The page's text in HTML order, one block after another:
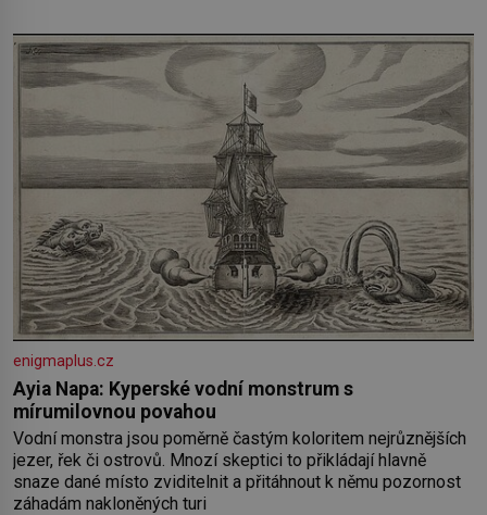
enigmaplus.cz
Ayia Napa: Kyperské vodní monstrum s
mírumilovnou povahou
Vodní monstra jsou poměrně častým koloritem nejrůznějších
jezer, řek či ostrovů. Mnozí skeptici to přikládají hlavně
snaze dané místo zviditelnit a přitáhnout k němu pozornost
záhadám nakloněných turi